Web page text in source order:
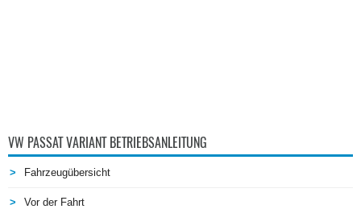
VW PASSAT VARIANT BETRIEBSANLEITUNG
Fahrzeugübersicht
Vor der Fahrt